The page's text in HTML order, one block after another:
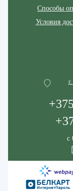
Способы
Условия
с